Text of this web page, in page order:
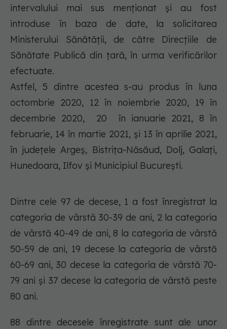
intervalului mai sus menționat și au fost
introduse în baza de date, la solicitarea
Ministerului Sănătății, de către Direcțiile de
Sănătate Publică din țară, în urma verificărilor
efectuate.
Astfel, 5 dintre acestea s-au produs în luna
octombrie 2020, 12 în noiembrie 2020, 19 în
decembrie 2020, 20 în ianuarie 2021, 8 în
februarie, 14 în martie 2021, și 13 în aprilie 2021,
în județele Argeș, Bistrița-Năsăud, Dolj, Galați,
Hunedoara, Ilfov și Municipiul București.
Dintre cele 97 de decese, 1 a fost înregistrat la
categoria de vârstă 30-39 de ani, 2 la categoria
de vârstă 40-49 de ani, 8 la categoria de vârstă
50-59 de ani, 19 decese la categoria de vârstă
60-69 ani, 30 decese la categoria de vârstă 70-
79 ani și 37 decese la categoria de vârstă peste
80 ani.
88 dintre decesele înregistrate sunt ale unor